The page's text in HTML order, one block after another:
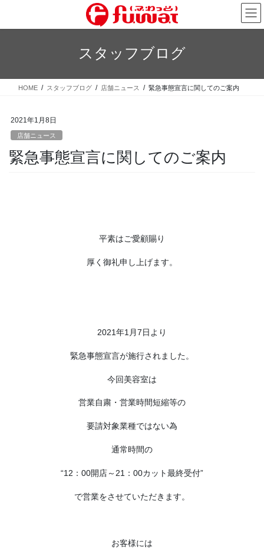
テ
ス
ゲ
ン
スタッフブログ
HOME スタッフブログ 店舗ニュース 緊急事態宣言に関してのご案内
2021年1月8日
店舗ニュース
緊急事態宣言に関してのご案内
平素はご愛顧賜り
厚く御礼申し上げます。
2021年1月7日より
緊急事態宣言が施行されました。
今回美容室は
営業自粛・営業時間短縮等の
要請対象業種ではない為
通常時間の
“12：00開店～21：00カット最終受付”
で営業をさせていただきます。
お客様には